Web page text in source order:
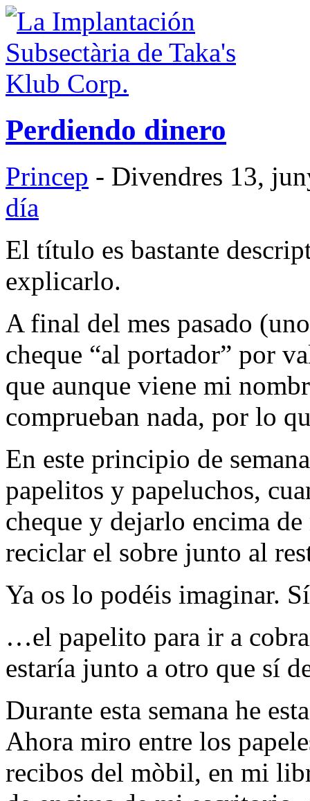
Perdiendo dinero
Princep - Divendres 13,
día
El título es bastante
explicarlo.
A final del mes pasado
cheque “al portador” por
que aunque viene mi
comprueban nada, por lo
En este principio de
papelitos y papeluchos,
cheque y dejarlo encima
reciclar el sobre junto al
Ya os lo podéis imaginar.
…el papelito para ir a
estaría junto a otro que sí
Durante esta semana he
Ahora miro entre los
recibos del mòbil, en mi